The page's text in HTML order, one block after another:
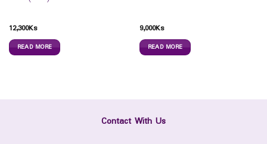
12,300Ks
READ MORE
9,000Ks
READ MORE
Contact With Us